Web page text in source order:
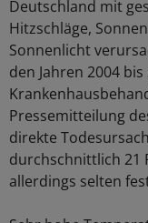
Deutschland mit
Hitzschläge,
Sonnenlicht
den Jahren 2004
Pressemitteilung
direkte
durchschnittlich 21
allerdings selten